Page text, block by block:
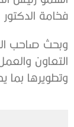
فخامة
وبحث صاحب
التعاون
وتطويرها بما